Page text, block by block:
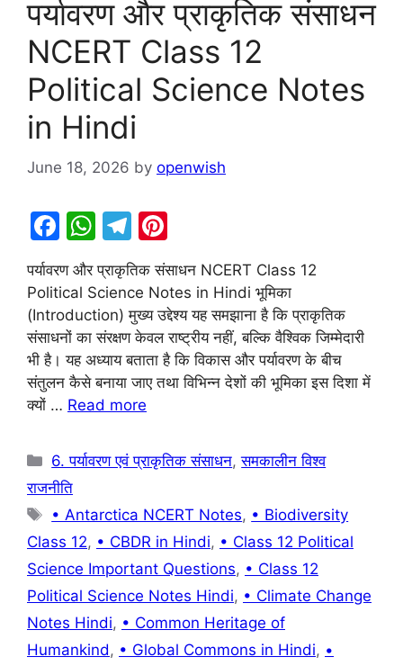
पर्यावरण और प्राकृतिक संसाधन
NCERT Class 12
Political Science Notes
in Hindi
June 18, 2026 by openwish
F
c
e
b
o
o
W
at
s
A
p
p
T
el
e
gr
a
m
er
e
st
पर्यावरण और प्राकृतिक संसाधन NCERT Class 12
Political Science Notes in Hindi भूमिका
(Introduction) मुख्य उद्देश्य यह समझाना है कि प्राकृतिक
संसाधनों का संरक्षण केवल राष्ट्रीय नहीं, बल्कि वैश्विक जिम्मेदारी
भी है। यह अध्याय बताता है कि विकास और पर्यावरण के बीच
संतुलन कैसे बनाया जाए तथा विभिन्न देशों की भूमिका इस दिशा में
क्यों … Read more
Categories
6. पर्यावरण एवं प्राकृतिक संसाधन,समकालीन विश्व
राजनीति
Tags
• Antarctica NCERT Notes, • Biodiversity
Class 12, • CBDR in Hindi, • Class 12 Political
Science Important Questions, • Class 12
Political Science Notes Hindi, • Climate Change
Notes Hindi, • Common Heritage of
Humankind , • Global Commons in Hindi, •